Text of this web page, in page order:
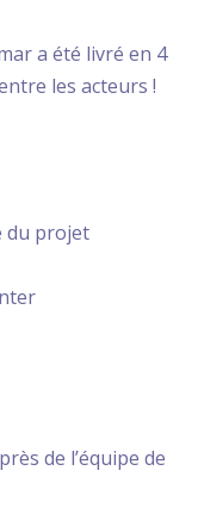
a été livré en 4
les acteurs !
du projet
de l’équipe de